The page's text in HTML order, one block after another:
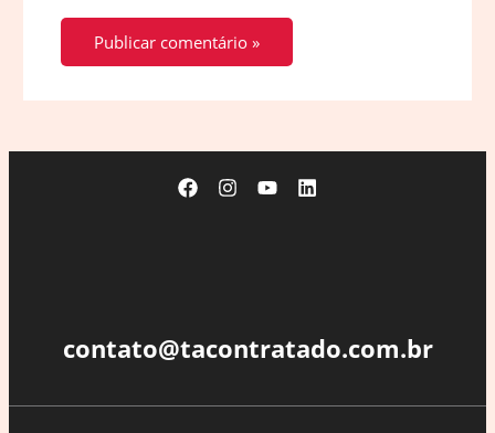
contato@tacontratado.com.br